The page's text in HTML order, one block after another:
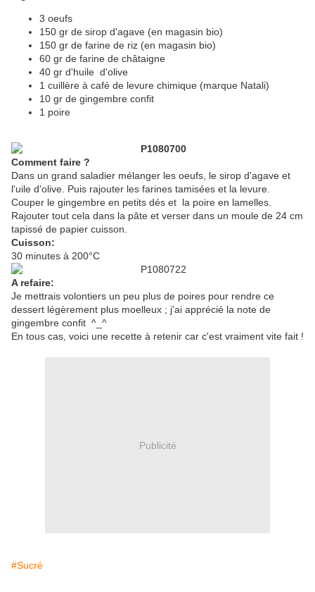
3 oeufs
150 gr de sirop d'agave (en magasin bio)
150 gr de farine de riz (en magasin bio)
60 gr de farine de châtaigne
40 gr d'huile d'olive
1 cuillère à café de levure chimique (marque Natali)
10 gr de gingembre confit
1 poire
Comment faire ?
Dans un grand saladier mélanger les oeufs, le sirop d'agave et
l'uile d'olive. Puis rajouter les farines tamisées et la levure.
Couper le gingembre en petits dés et la poire en lamelles.
Rajouter tout cela dans la pâte et verser dans un moule de 24 cm
tapissé de papier cuisson.
Cuisson:
30 minutes à 200°C
A refaire:
Je mettrais volontiers un peu plus de poires pour rendre ce
dessert légèrement plus moelleux ; j'ai apprécié la note de
gingembre confit ^_^
En tous cas, voici une recette à retenir car c'est vraiment vite fait !
Publicité
#Sucré